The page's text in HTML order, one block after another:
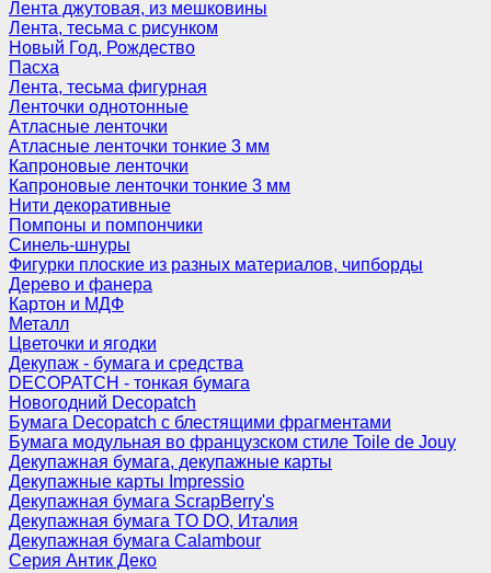
Лента джутовая, из мешковины
Лента, тесьма с рисунком
Новый Год, Рождество
Пасха
Лента, тесьма фигурная
Ленточки однотонные
Атласные ленточки
Атласные ленточки тонкие 3 мм
Капроновые ленточки
Капроновые ленточки тонкие 3 мм
Нити декоративные
Помпоны и помпончики
Синель-шнуры
Фигурки плоские из разных материалов, чипборды
Дерево и фанера
Картон и МДФ
Металл
Цветочки и ягодки
Декупаж - бумага и средства
DECOPATCH - тонкая бумага
Новогодний Decopatch
Бумага Decopatch с блестящими фрагментами
Бумага модульная во французском стиле Toile de Jouy
Декупажная бумага, декупажные карты
Декупажные карты Impressio
Декупажная бумага ScrapBerry's
Декупажная бумага TO DO, Италия
Декупажная бумага Calambour
Серия Антик Деко